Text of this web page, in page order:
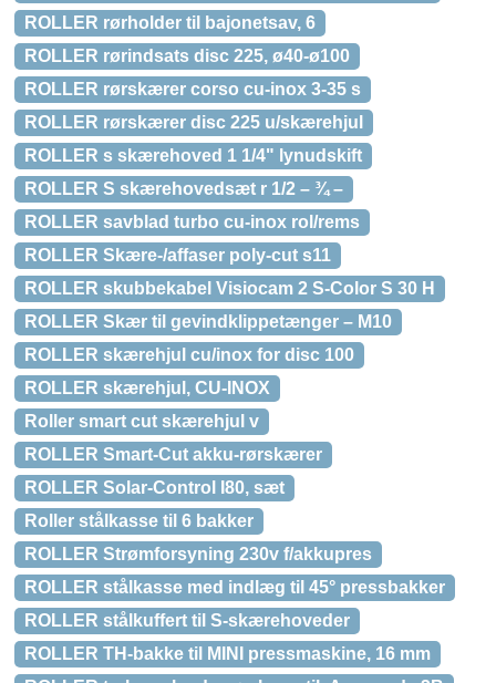
ROLLER rørholder til bajonetsav, 6
ROLLER rørindsats disc 225, ø40-ø100
ROLLER rørskærer corso cu-inox 3-35 s
ROLLER rørskærer disc 225 u/skærehjul
ROLLER s skærehoved 1 1/4" lynudskift
ROLLER S skærehovedsæt r 1/2 – ¾ –
ROLLER savblad turbo cu-inox rol/rems
ROLLER Skære-/affaser poly-cut s11
ROLLER skubbekabel Visiocam 2 S-Color S 30 H
ROLLER Skær til gevindklippetænger – M10
ROLLER skærehjul cu/inox for disc 100
ROLLER skærehjul, CU-INOX
Roller smart cut skærehjul v
ROLLER Smart-Cut akku-rørskærer
ROLLER Solar-Control I80, sæt
Roller stålkasse til 6 bakker
ROLLER Strømforsyning 230v f/akkupres
ROLLER stålkasse med indlæg til 45° pressbakker
ROLLER stålkuffert til S-skærehoveder
ROLLER TH-bakke til MINI pressmaskine, 16 mm